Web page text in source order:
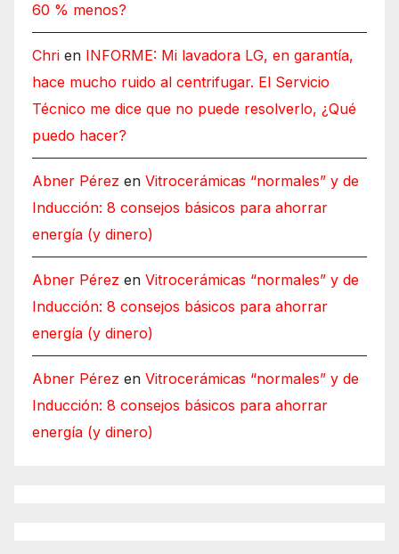
60 % menos?
Chri en INFORME: Mi lavadora LG, en garantía,
hace mucho ruido al centrifugar. El Servicio
Técnico me dice que no puede resolverlo, ¿Qué
puedo hacer?
Abner Pérez en Vitrocerámicas “normales” y de
Inducción: 8 consejos básicos para ahorrar
energía (y dinero)
Abner Pérez en Vitrocerámicas “normales” y de
Inducción: 8 consejos básicos para ahorrar
energía (y dinero)
Abner Pérez en Vitrocerámicas “normales” y de
Inducción: 8 consejos básicos para ahorrar
energía (y dinero)